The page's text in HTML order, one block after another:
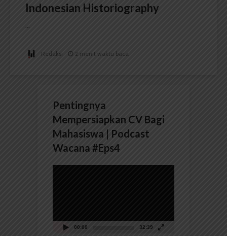
Indonesian Historiography
...
Redaksi 2 menit waktu baca
Pentingnya
Mempersiapkan CV Bagi
Mahasiswa | Podcast
Wacana #Eps4
00:00 32:39